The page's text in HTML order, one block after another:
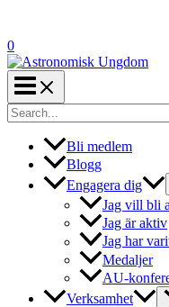
0
Search
for:
Bli medlem
Blogg
Engagera dig
Jag vill bli
Jag är aktiv
Jag har
Medaljer
AU-
Verksamhet